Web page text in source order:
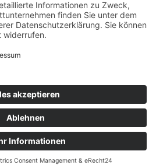
Gastro
AGB’s
Datenschutz
Impressum